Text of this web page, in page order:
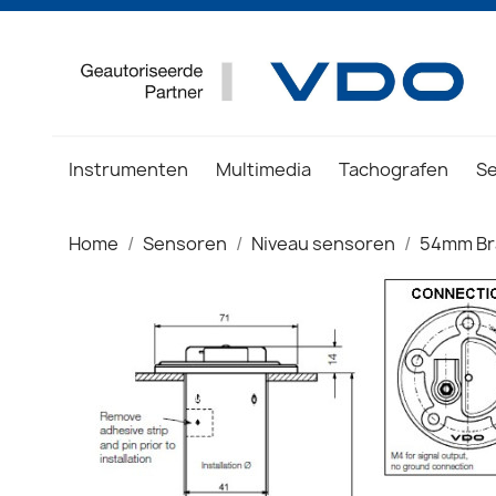
Instrumenten Multimedia Tachografen
Home Sensoren Niveau sensoren 54mm